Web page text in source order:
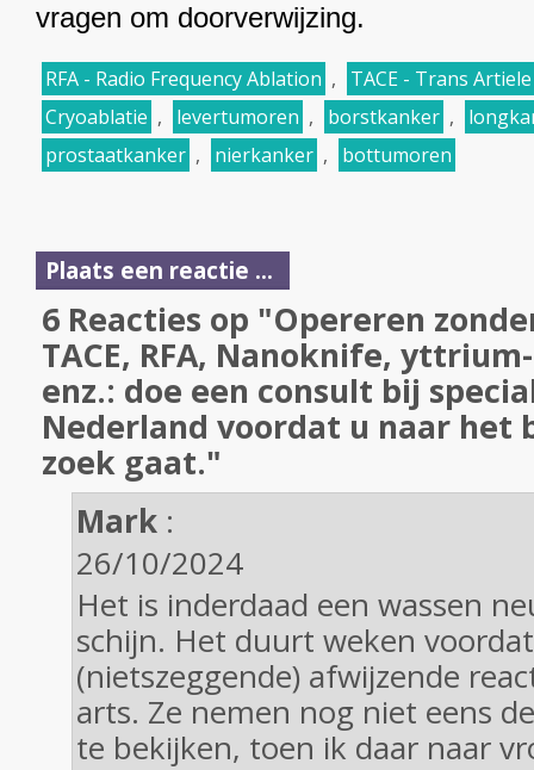
vragen om doorverwijzing.
RFA - Radio Frequency Ablation ,
TACE - Trans
Cryoablatie , levertumoren , borstkanker ,
prostaatkanker , nierkanker , bottumoren
Plaats een reactie ...
6 Reacties op "Opereren
TACE, RFA, Nanoknife,
enz.: doe een consult bij
Nederland voordat u naar het
zoek gaat."
Mark :
26/10/2024
Het is inderdaad een wassen
schijn. Het duurt weken
(nietszeggende) afwijzende
arts. Ze nemen nog niet eens
te bekijken, toen ik daar naar